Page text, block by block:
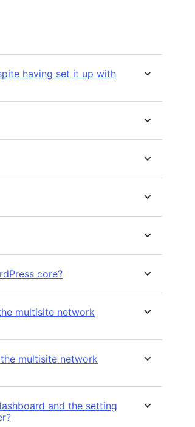
having set it up with
core?
multisite network
multisite network
the setting